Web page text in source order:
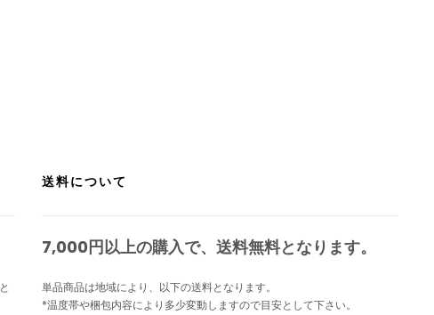
と
送料について
7,000円以上の購入で、 送料無料となります。
単品商品は地域により、以下の送料となります。
*温度帯や梱包内容により多少変動しますので目安として下さい。